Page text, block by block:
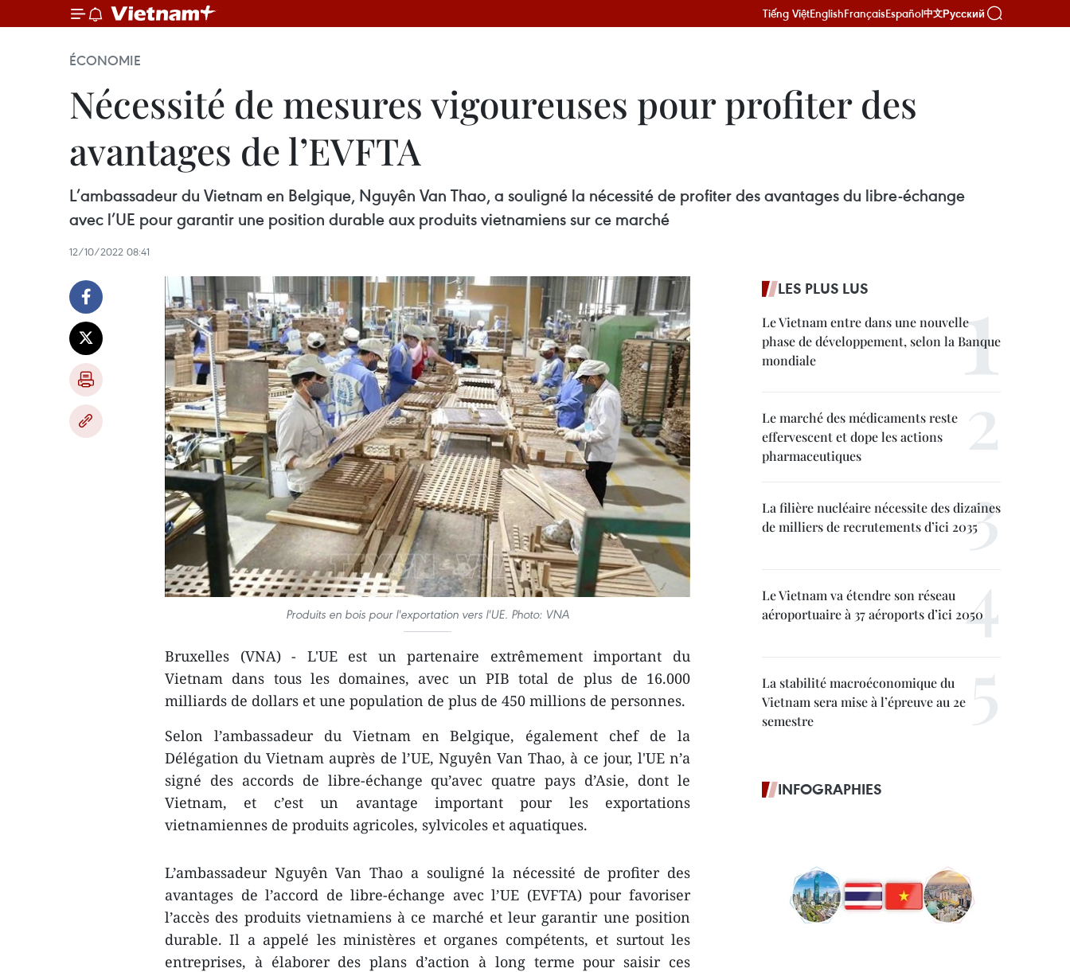
Tiếng ViệtEnglishFrançaisEspañol中文Русский
ÉCONOMIE
Nécessité de mesures vigoureuses pour profiter des
avantages de l’EVFTA
L’ambassadeur du Vietnam en Belgique, Nguyên Van Thao, a souligné la nécessité de profiter des avantages du libre-échange
avec l’UE pour garantir une position durable aux produits vietnamiens sur ce marché
12/10/2022 08:41
Produits en bois pour l'exportation vers l'UE. Photo: VNA
Bruxelles (VNA) - L'UE est un partenaire extrêmement important du
Vietnam dans tous les domaines, avec un PIB total de plus de 16.000
milliards de dollars et une population de plus de 450 millions de personnes.
Selon l’ambassadeur du Vietnam en Belgique, également chef de la
Délégation du Vietnam auprès de l’UE, Nguyên Van Thao, à ce jour, l'UE n’a
signé des accords de libre-échange qu’avec quatre pays d’Asie, dont le
Vietnam, et c’est un avantage important pour les exportations
vietnamiennes de produits agricoles, sylvicoles et aquatiques.
L’ambassadeur Nguyên Van Thao a souligné la nécessité de profiter des
avantages de l’accord de libre-échange avec l’UE (EVFTA) pour favoriser
l’accès des produits vietnamiens à ce marché et leur garantir une position
durable. Il a appelé les ministères et organes compétents, et surtout les
entreprises, à élaborer des plans d’action à long terme pour saisir ces
LES PLUS LUS
Le Vietnam entre dans une nouvelle
phase de développement, selon la Banque
mondiale
Le marché des médicaments reste
effervescent et dope les actions
pharmaceutiques
La filière nucléaire nécessite des dizaines
de milliers de recrutements d’ici 2035
Le Vietnam va étendre son réseau
aéroportuaire à 37 aéroports d’ici 2050
La stabilité macroéconomique du
Vietnam sera mise à l’épreuve au 2e
semestre
INFOGRAPHIES